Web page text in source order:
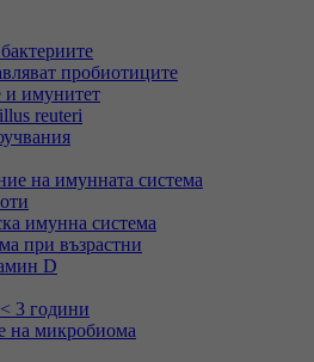
пробиотиците
и имунитет
reuteri
на имунната система
имунна система
при възрастни
D
3 години
на микробиома